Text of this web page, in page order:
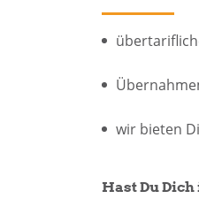
wir bieten
Hast Du